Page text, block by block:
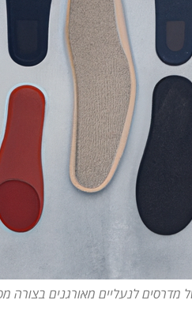
מדרסים לנעליים מאורגנים בצורה